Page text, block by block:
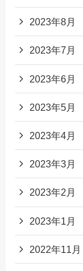
2023年8月
2023年7月
2023年6月
2023年5月
2023年4月
2023年3月
2023年2月
2023年1月
2022年11月